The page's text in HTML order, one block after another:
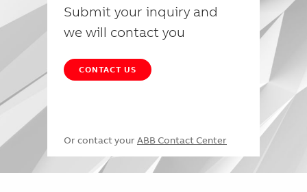
Submit your inquiry and
we will contact you
CONTACT US
Or contact your ABB Contact Center